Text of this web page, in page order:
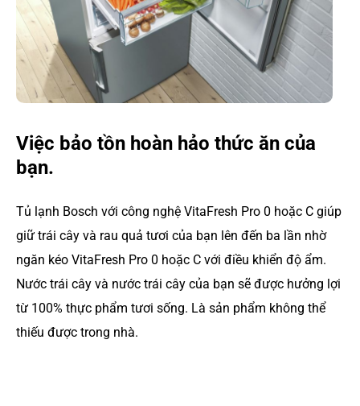
Việc bảo tồn hoàn hảo thức ăn của
bạn.
Tủ lạnh Bosch với công nghệ VitaFresh Pro 0 hoặc C giúp
giữ trái cây và rau quả tươi của bạn lên đến ba lần nhờ
ngăn kéo VitaFresh Pro 0 hoặc C với điều khiển độ ẩm.
Nước trái cây và nước trái cây của bạn sẽ được hưởng lợi
từ 100% thực phẩm tươi sống. Là sản phẩm không thể
thiếu được trong nhà.